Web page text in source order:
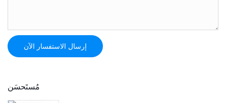
إرسال الاستفسار الآن
مُستَحسَن